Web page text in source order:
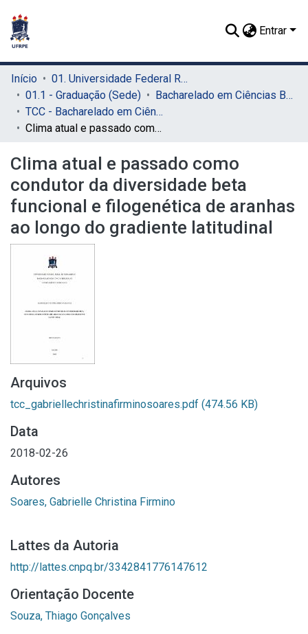
Entrar
Início
01. Universidade Federal Rural de Pernambuco - UFRPE (Sede)
01.1 - Graduação (Sede)
Bacharelado em Ciências Biológicas (Sede)
TCC - Bacharelado em Ciências Biológicas (Sede)
Clima atual e passado como condutor da diversidade beta funcional e filogenética de aranhas ao longo do gradiente latitudinal
Clima atual e passado como
condutor da diversidade beta
funcional e filogenética de aranhas
ao longo do gradiente latitudinal
Arquivos
tcc_gabriellechristinafirminosoares.pdf (474.56 KB)
Data
2018-02-26
Autores
Soares, Gabrielle Christina Firmino
Lattes da Autoria
http://lattes.cnpq.br/3342841776147612
Orientação Docente
Souza, Thiago Gonçalves